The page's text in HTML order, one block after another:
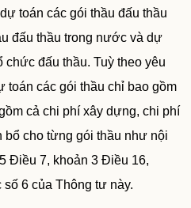
toán các gói thầu đấu thầu
đấu thầu trong nước và dự
chức đấu thầu. Tuỳ theo yêu
toán các gói thầu chỉ bao gồm
cả chi phí xây dựng, chi phí
bổ cho từng gói thầu như nội
Điều 7, khoản 3 Điều 16,
6 của Thông tư này.